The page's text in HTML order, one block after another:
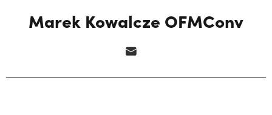
Marek Kowalcze OFMConv